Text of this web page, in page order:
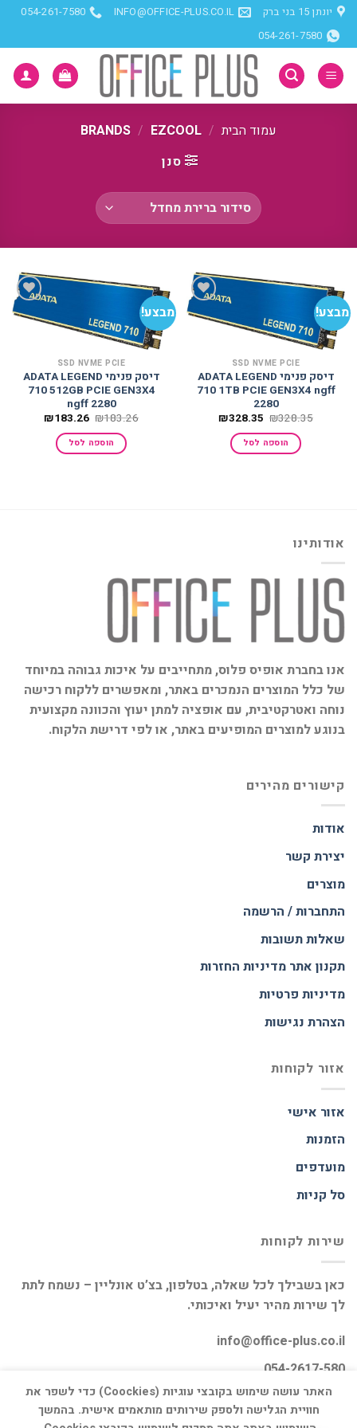
Skip
content
יונתן 15 בני ברק INFO@OFFICE-PLUS.CO.IL
054-261-7580
054-261-7580
עמוד הבית /
/ EZCOOL
סנן
מבצע!
SSD NVME PCIE
דיסק פנימי ADATA LEGEND
710 1TB PCIE GEN3X4 ngff
2280
₪328.35 המחיר
היה:
₪328.35.
₪328.35 המחיר
הוספה לסל
מבצע!
SSD NVME PCIE
דיסק פנימי ADATA LEGEND
710 512GB PCIE GEN3X4
ngff 2280
₪183.26 המחיר
היה:
₪183.26.
₪183.26 המחיר
הוספה לסל
אודותינו
אנו בחברת אופיס פלוס, מתחייבים על איכות גבוהה במיוחד
של כלל המוצרים הנמכרים באתר, ומאפשרים ללקוח רכישה
נוחה ואטרקטיבית, עם אופציה למתן יעוץ והכוונה מקצועית
בנוגע למוצרים המופיעים באתר, או לפי דרישת הלקוח.
קישורים מהירים
אודות
יצירת קשר
מוצרים
התחברות / הרשמה
שאלות תשובות
תקנון אתר מדיניות החזרות
מדיניות פרטיות
הצהרת נגישות
אזור לקוחות
אזור אישי
הזמנות
מועדפים
סל קניות
שירות לקוחות
כאן בשבילך לכל שאלה, בטלפון, בצ’ט אונליין – נשמח לתת
לך שירות מהיר יעיל ואיכותי.
info@office-plus.co.il
054-2617-580
האתר עושה שימוש בקובצי עוגיות (Coockies) כדי לשפר את
חוויית הגלישה ולספק שירותים מותאמים אישית. בהמשך